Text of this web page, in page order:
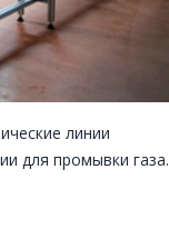
линии
для промывки газа.